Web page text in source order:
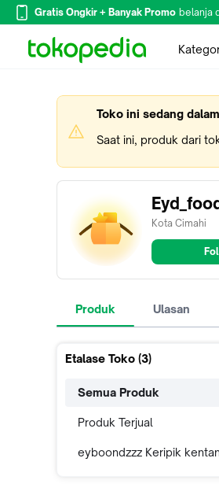
Gratis Ongkir + Banyak Promo belanja
Toko ini sedang
Saat ini, produk dari
Kota Cimahi
Produk Ulasan
Etalase Toko (3)
Semua Produk
Produk Terjual
eyboondzzz Keripik